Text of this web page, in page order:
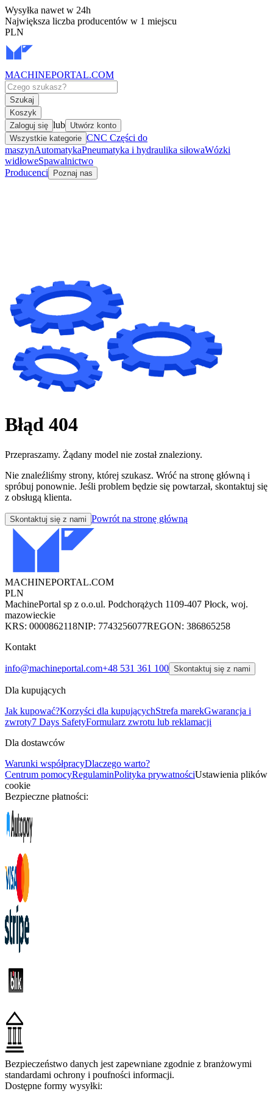
Wysyłka nawet w 24h
Największa liczba producentów w 1 miejscu
PLN
MACHINEPORTAL.COM
Szukaj
Koszyk
Zaloguj się lub Utwórz konto
Wszystkie kategorie CNC Części do
maszynAutomatykaPneumatyka i hydraulika siłowaWózki
widłoweSpawalnictwo
Producenci
Poznaj nas
Błąd 404
Przepraszamy. Żądany model nie został znaleziony.
Nie znaleźliśmy strony, której szukasz. Wróć na stronę główną i
spróbuj ponownie. Jeśli problem będzie się powtarzał, skontaktuj się
z obsługą klienta.
Skontaktuj się z nami Powrót na stronę główną
MACHINEPORTAL.COM
PLN
MachinePortal sp z o.o.ul. Podchorążych 1109-407 Płock, woj.
mazowieckie
KRS: 0000862118NIP: 7743256077REGON: 386865258
Kontakt
info@machineportal.com+48 531 361 100 Skontaktuj się z nami
Dla kupujących
Jak kupować?Korzyści dla kupującychStrefa marekGwarancja i
zwroty7 Days SafetyFormularz zwrotu lub reklamacji
Dla dostawców
Warunki współpracyDlaczego warto?
Centrum pomocyRegulaminPolityka prywatnościUstawienia plików
cookie
Bezpieczne płatności:
Bezpieczeństwo danych jest zapewniane zgodnie z branżowymi
standardami ochrony i poufności informacji.
Dostępne formy wysyłki: